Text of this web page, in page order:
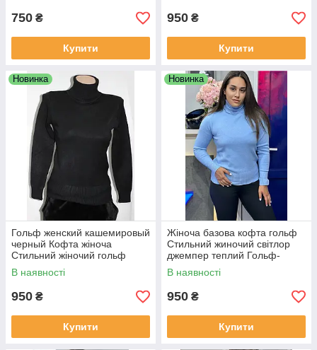
750 ₴
Купити
950 ₴
Купити
Новинка
Гольф женский кашемировый
черный Кофта жіноча
Стильний жіночий гольф
джемпер теплий
В наявності
950 ₴
Купити
Новинка
Жіноча базова кофта гольф
Стильний жиночий світлор
джемпер теплий Гольф-
водолазка жіночий блакитний
В наявності
950 ₴
Купити